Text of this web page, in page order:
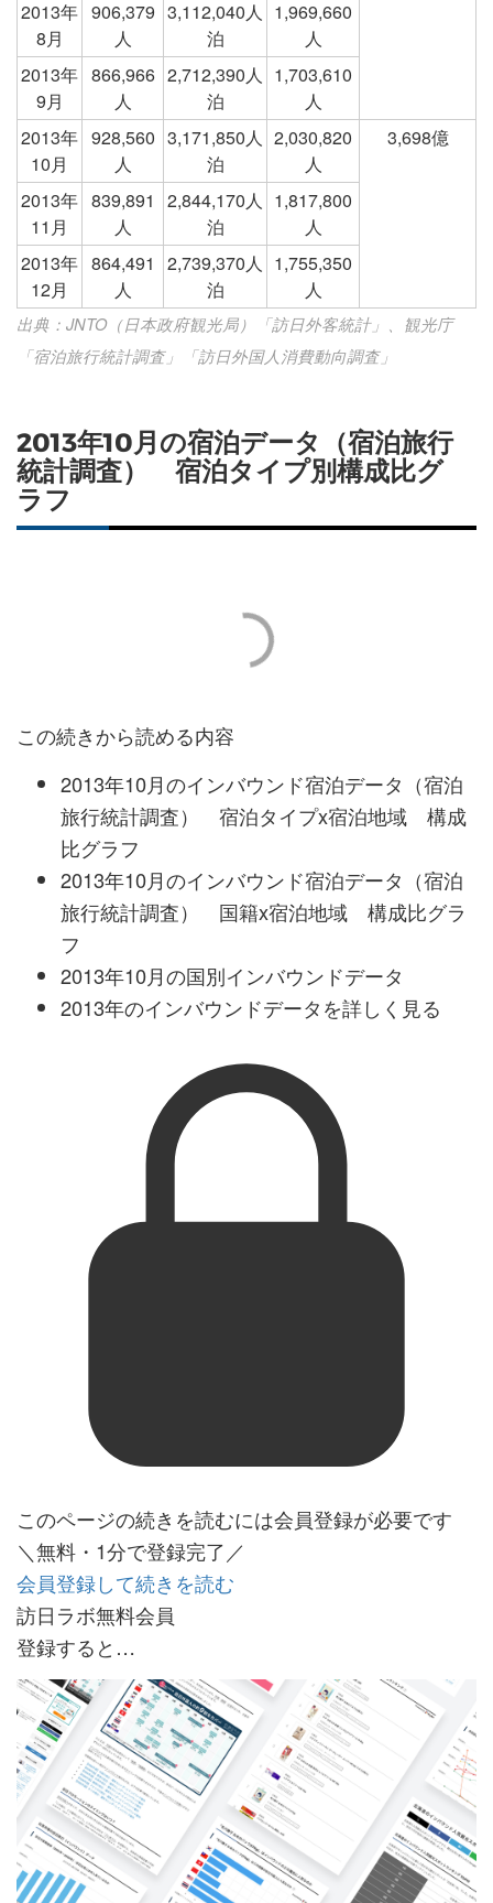
2013年
8月
906,379
人
3,112,040人
泊
1,969,660
人
2013年
9月
866,966
人
2,712,390人
泊
1,703,610
人
2013年
10月
928,560
人
3,171,850人
泊
2,030,820
人
3,698億
2013年
11月
839,891
人
2,844,170人
泊
1,817,800
人
2013年
12月
864,491
人
2,739,370人
泊
1,755,350
人
出典：JNTO（日本政府観光局）「訪日外客統計」、観光庁
「宿泊旅行統計調査」「訪日外国人消費動向調査」
2013年10月の宿泊データ（宿泊旅行
統計調査） 宿泊タイプ別構成比グ
ラフ
この続きから読める内容
2013年10月のインバウンド宿泊データ（宿泊
旅行統計調査） 宿泊タイプx宿泊地域 構成
比グラフ
2013年10月のインバウンド宿泊データ（宿泊
旅行統計調査） 国籍x宿泊地域 構成比グラ
フ
2013年10月の国別インバウンドデータ
2013年のインバウンドデータを詳しく見る
このページの続きを読むには会員登録が必要です
＼無料・1分で登録完了／
会員登録して続きを読む
訪日ラボ無料会員
登録すると…